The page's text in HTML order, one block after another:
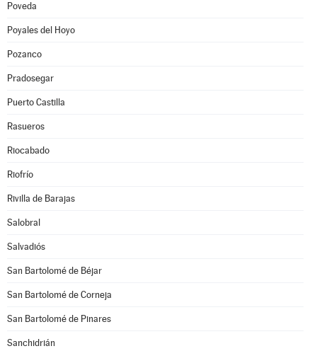
Poveda
Poyales del Hoyo
Pozanco
Pradosegar
Puerto Castilla
Rasueros
Riocabado
Riofrío
Rivilla de Barajas
Salobral
Salvadiós
San Bartolomé de Béjar
San Bartolomé de Corneja
San Bartolomé de Pinares
Sanchidrián